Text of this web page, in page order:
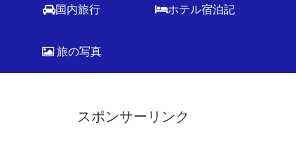
国内旅行 ホテル宿泊記
旅の写真
スポンサーリンク